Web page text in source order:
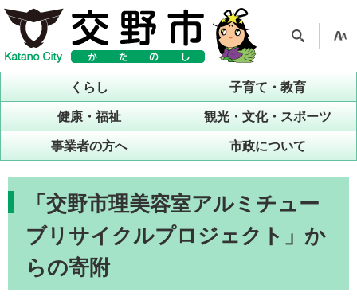
ル
くらし
子育て・教育
健康・福祉
観光・文化・スポーツ
事業者の方へ
市政について
「交野市理美容室アルミチュー
ブリサイクルプロジェクト」か
らの寄附